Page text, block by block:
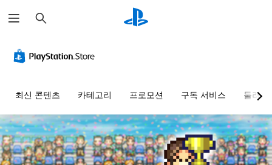
색
최신 콘텐츠 카테고리 프로모션 구독 서비스 둘러보